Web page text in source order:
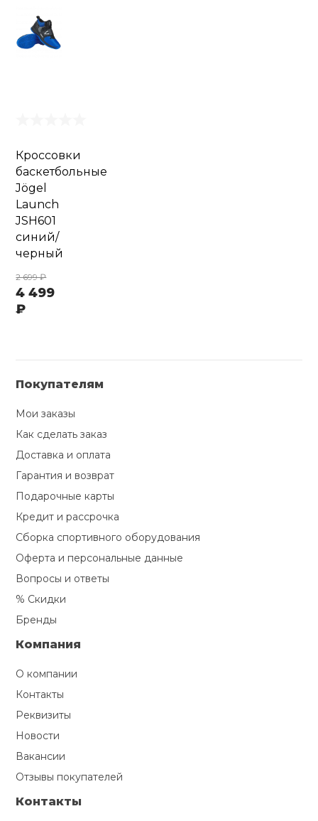
Кроссовки
баскетбольные
Jögel
Launch
JSH601
синий/
черный
2 699 ₽
4 499
₽
Покупателям
Мои заказы
Как сделать заказ
Доставка и оплата
Гарантия и возврат
Подарочные карты
Кредит и рассрочка
Сборка спортивного оборудования
Оферта и персональные данные
Вопросы и ответы
% Скидки
Бренды
Компания
О компании
Контакты
Реквизиты
Новости
Вакансии
Отзывы покупателей
Контакты